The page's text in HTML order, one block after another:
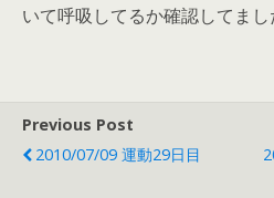
いて呼吸してるか確認してまし
Previous Post
2010/07/09 運動29日目